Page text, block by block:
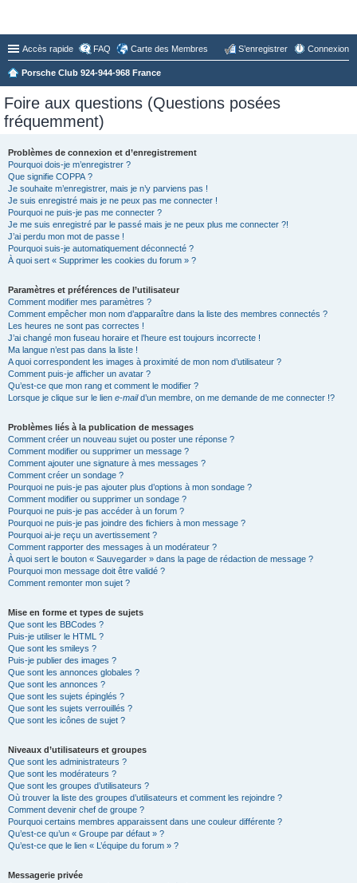
Accès rapide FAQ Carte des Membres Connexion
S’enregistrer
Porsche Club 924-944-968 France
Foire aux questions (Questions posées
fréquemment)
Problèmes de connexion et d’enregistrement
Pourquoi dois-je m’enregistrer ?
Que signifie COPPA ?
Je souhaite m’enregistrer, mais je n’y parviens pas !
Je suis enregistré mais je ne peux pas me connecter !
Pourquoi ne puis-je pas me connecter ?
Je me suis enregistré par le passé mais je ne peux plus me connecter ?!
J’ai perdu mon mot de passe !
Pourquoi suis-je automatiquement déconnecté ?
À quoi sert « Supprimer les cookies du forum » ?
Paramètres et préférences de l’utilisateur
Comment modifier mes paramètres ?
Comment empêcher mon nom d’apparaître dans la liste des membres connectés ?
Les heures ne sont pas correctes !
J’ai changé mon fuseau horaire et l’heure est toujours incorrecte !
Ma langue n’est pas dans la liste !
A quoi correspondent les images à proximité de mon nom d’utilisateur ?
Comment puis-je afficher un avatar ?
Qu’est-ce que mon rang et comment le modifier ?
Lorsque je clique sur le lien e-maild’un membre, on me demande de me connecter !?
Problèmes liés à la publication de messages
Comment créer un nouveau sujet ou poster une réponse ?
Comment modifier ou supprimer un message ?
Comment ajouter une signature à mes messages ?
Comment créer un sondage ?
Pourquoi ne puis-je pas ajouter plus d’options à mon sondage ?
Comment modifier ou supprimer un sondage ?
Pourquoi ne puis-je pas accéder à un forum ?
Pourquoi ne puis-je pas joindre des fichiers à mon message ?
Pourquoi ai-je reçu un avertissement ?
Comment rapporter des messages à un modérateur ?
À quoi sert le bouton « Sauvegarder » dans la page de rédaction de message ?
Pourquoi mon message doit être validé ?
Comment remonter mon sujet ?
Mise en forme et types de sujets
Que sont les BBCodes ?
Puis-je utiliser le HTML ?
Que sont les smileys ?
Puis-je publier des images ?
Que sont les annonces globales ?
Que sont les annonces ?
Que sont les sujets épinglés ?
Que sont les sujets verrouillés ?
Que sont les icônes de sujet ?
Niveaux d’utilisateurs et groupes
Que sont les administrateurs ?
Que sont les modérateurs ?
Que sont les groupes d’utilisateurs ?
Où trouver la liste des groupes d’utilisateurs et comment les rejoindre ?
Comment devenir chef de groupe ?
Pourquoi certains membres apparaissent dans une couleur différente ?
Qu’est-ce qu’un « Groupe par défaut » ?
Qu’est-ce que le lien « L’équipe du forum » ?
Messagerie privée